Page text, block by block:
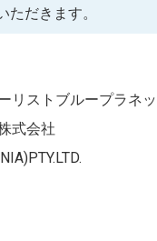
だきます。
リストブループラネッ
式会社